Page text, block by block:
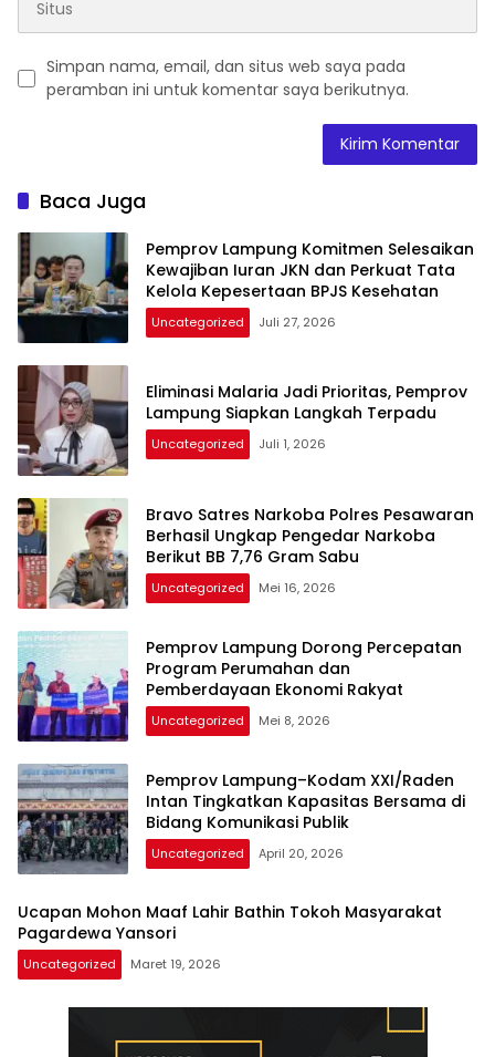
Simpan nama, email, dan situs web saya pada
peramban ini untuk komentar saya berikutnya.
Baca Juga
Pemprov Lampung Komitmen Selesaikan
Kewajiban Iuran JKN dan Perkuat Tata
Kelola Kepesertaan BPJS Kesehatan
Uncategorized Juli 27, 2026
Eliminasi Malaria Jadi Prioritas, Pemprov
Lampung Siapkan Langkah Terpadu
Uncategorized Juli 1, 2026
Bravo Satres Narkoba Polres Pesawaran
Berhasil Ungkap Pengedar Narkoba
Berikut BB 7,76 Gram Sabu
Uncategorized Mei 16, 2026
Pemprov Lampung Dorong Percepatan
Program Perumahan dan
Pemberdayaan Ekonomi Rakyat
Uncategorized Mei 8, 2026
Pemprov Lampung–Kodam XXI/Raden
Intan Tingkatkan Kapasitas Bersama di
Bidang Komunikasi Publik
Uncategorized April 20, 2026
Ucapan Mohon Maaf Lahir Bathin Tokoh Masyarakat
Pagardewa Yansori
Uncategorized Maret 19, 2026